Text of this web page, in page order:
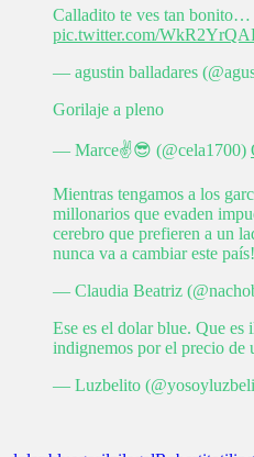
Calladito te ves tan bonito…
pic.twitter.com/
— agustin balladares
Gorilaje a pleno
— Marce✌😎 (@cela1700)
Mientras tengamos a los
millonarios que evaden
cerebro que prefieren a un
nunca va a cambiar este
— Claudia Beatriz
Ese es el dolar blue. Que es
indignemos por el precio
— Luzbelito